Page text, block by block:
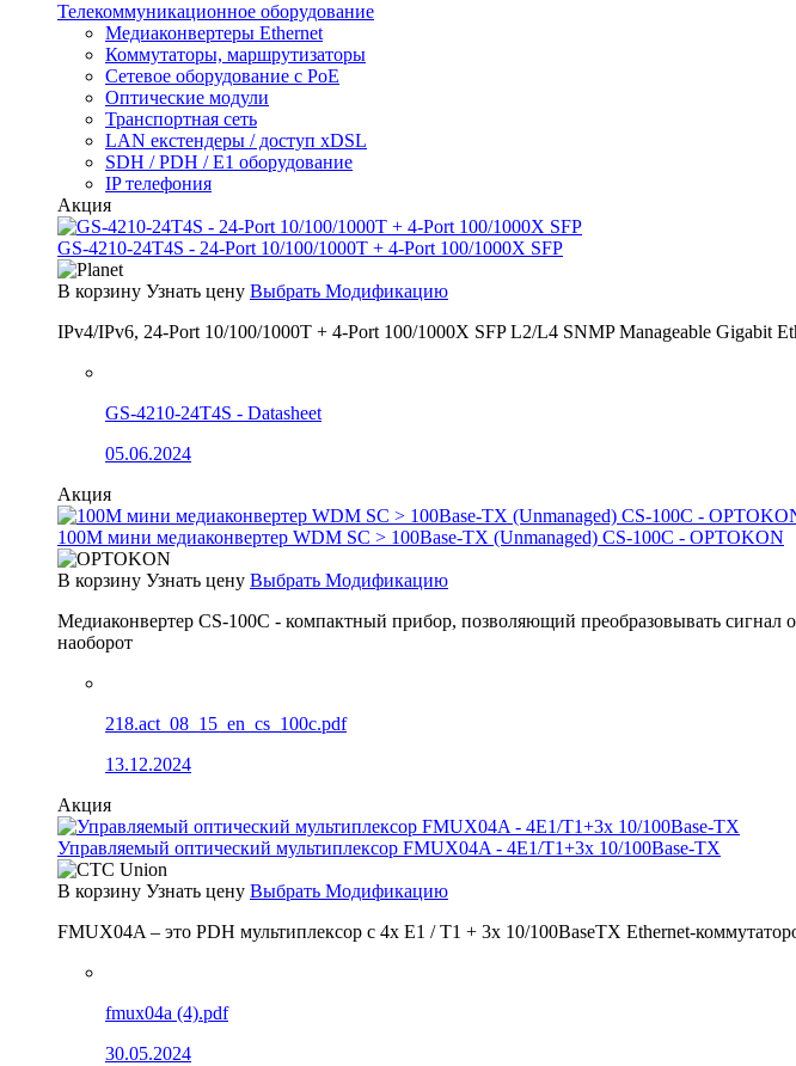
Телекоммуникационное оборудование
Медиаконвертеры Ethernet
Коммутаторы, маршрутизаторы
Сетевое оборудование с PoE
Оптические модули
Транспортная сеть
LAN екстендеры / доступ xDSL
SDH / PDH / E1 оборудование
IP телефония
Акция
GS-4210-24T4S - 24-Port 10/100/1000T + 4-Port 100/1000X SFP
В корзину Узнать цену Выбрать Модификацию
IPv4/IPv6, 24-Port 10/100/1000T + 4-Port 100/1000X SFP L2/L4 SNMP Manageable Gigabit
GS-4210-24T4S - Datasheet
05.06.2024
Акция
100М мини медиаконвертер WDM SC > 100Base-TX (Unmanaged) CS-100C - OPTOKON
В корзину Узнать цену Выбрать Модификацию
Медиаконвертер CS-100C - компактный прибор, позволяющий преобразовывать сигнал
наоборот
218.act_08_15_en_cs_100c.pdf
13.12.2024
Акция
Управляемый оптический мультиплексор FMUX04A - 4E1/T1+3x 10/100Base-TX
В корзину Узнать цену Выбрать Модификацию
FMUX04A – это PDH мультиплексор с 4x E1 / T1 + 3x 10/100BaseTX Ethernet-
fmux04a (4).pdf
30.05.2024